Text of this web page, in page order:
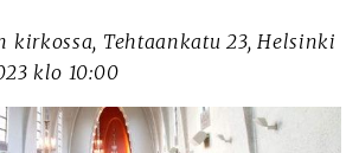
kirkossa, Tehtaankatu 23, Helsinki
klo 10:00